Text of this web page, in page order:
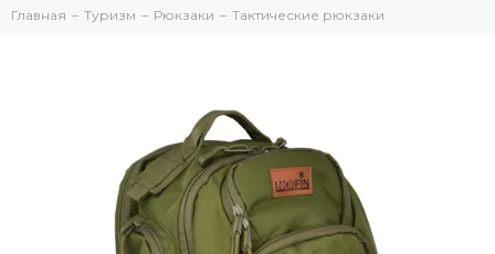
Главная Туризм Рюкзаки Тактические рюкзаки